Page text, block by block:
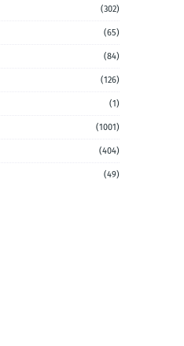
(302)
(65)
(84)
(126)
(1)
(1001)
(404)
(49)